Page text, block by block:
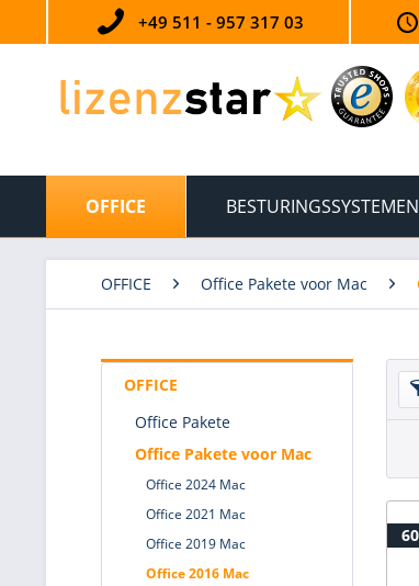
+49 511 - 957 317 03
OFFICE BESTURINGSSYSTEMEN
OFFICE Office Pakete voor Mac
OFFICE
Office Pakete
Office Pakete voor Mac
Office 2024 Mac
Office 2021 Mac
Office 2019 Mac
Office 2016 Mac